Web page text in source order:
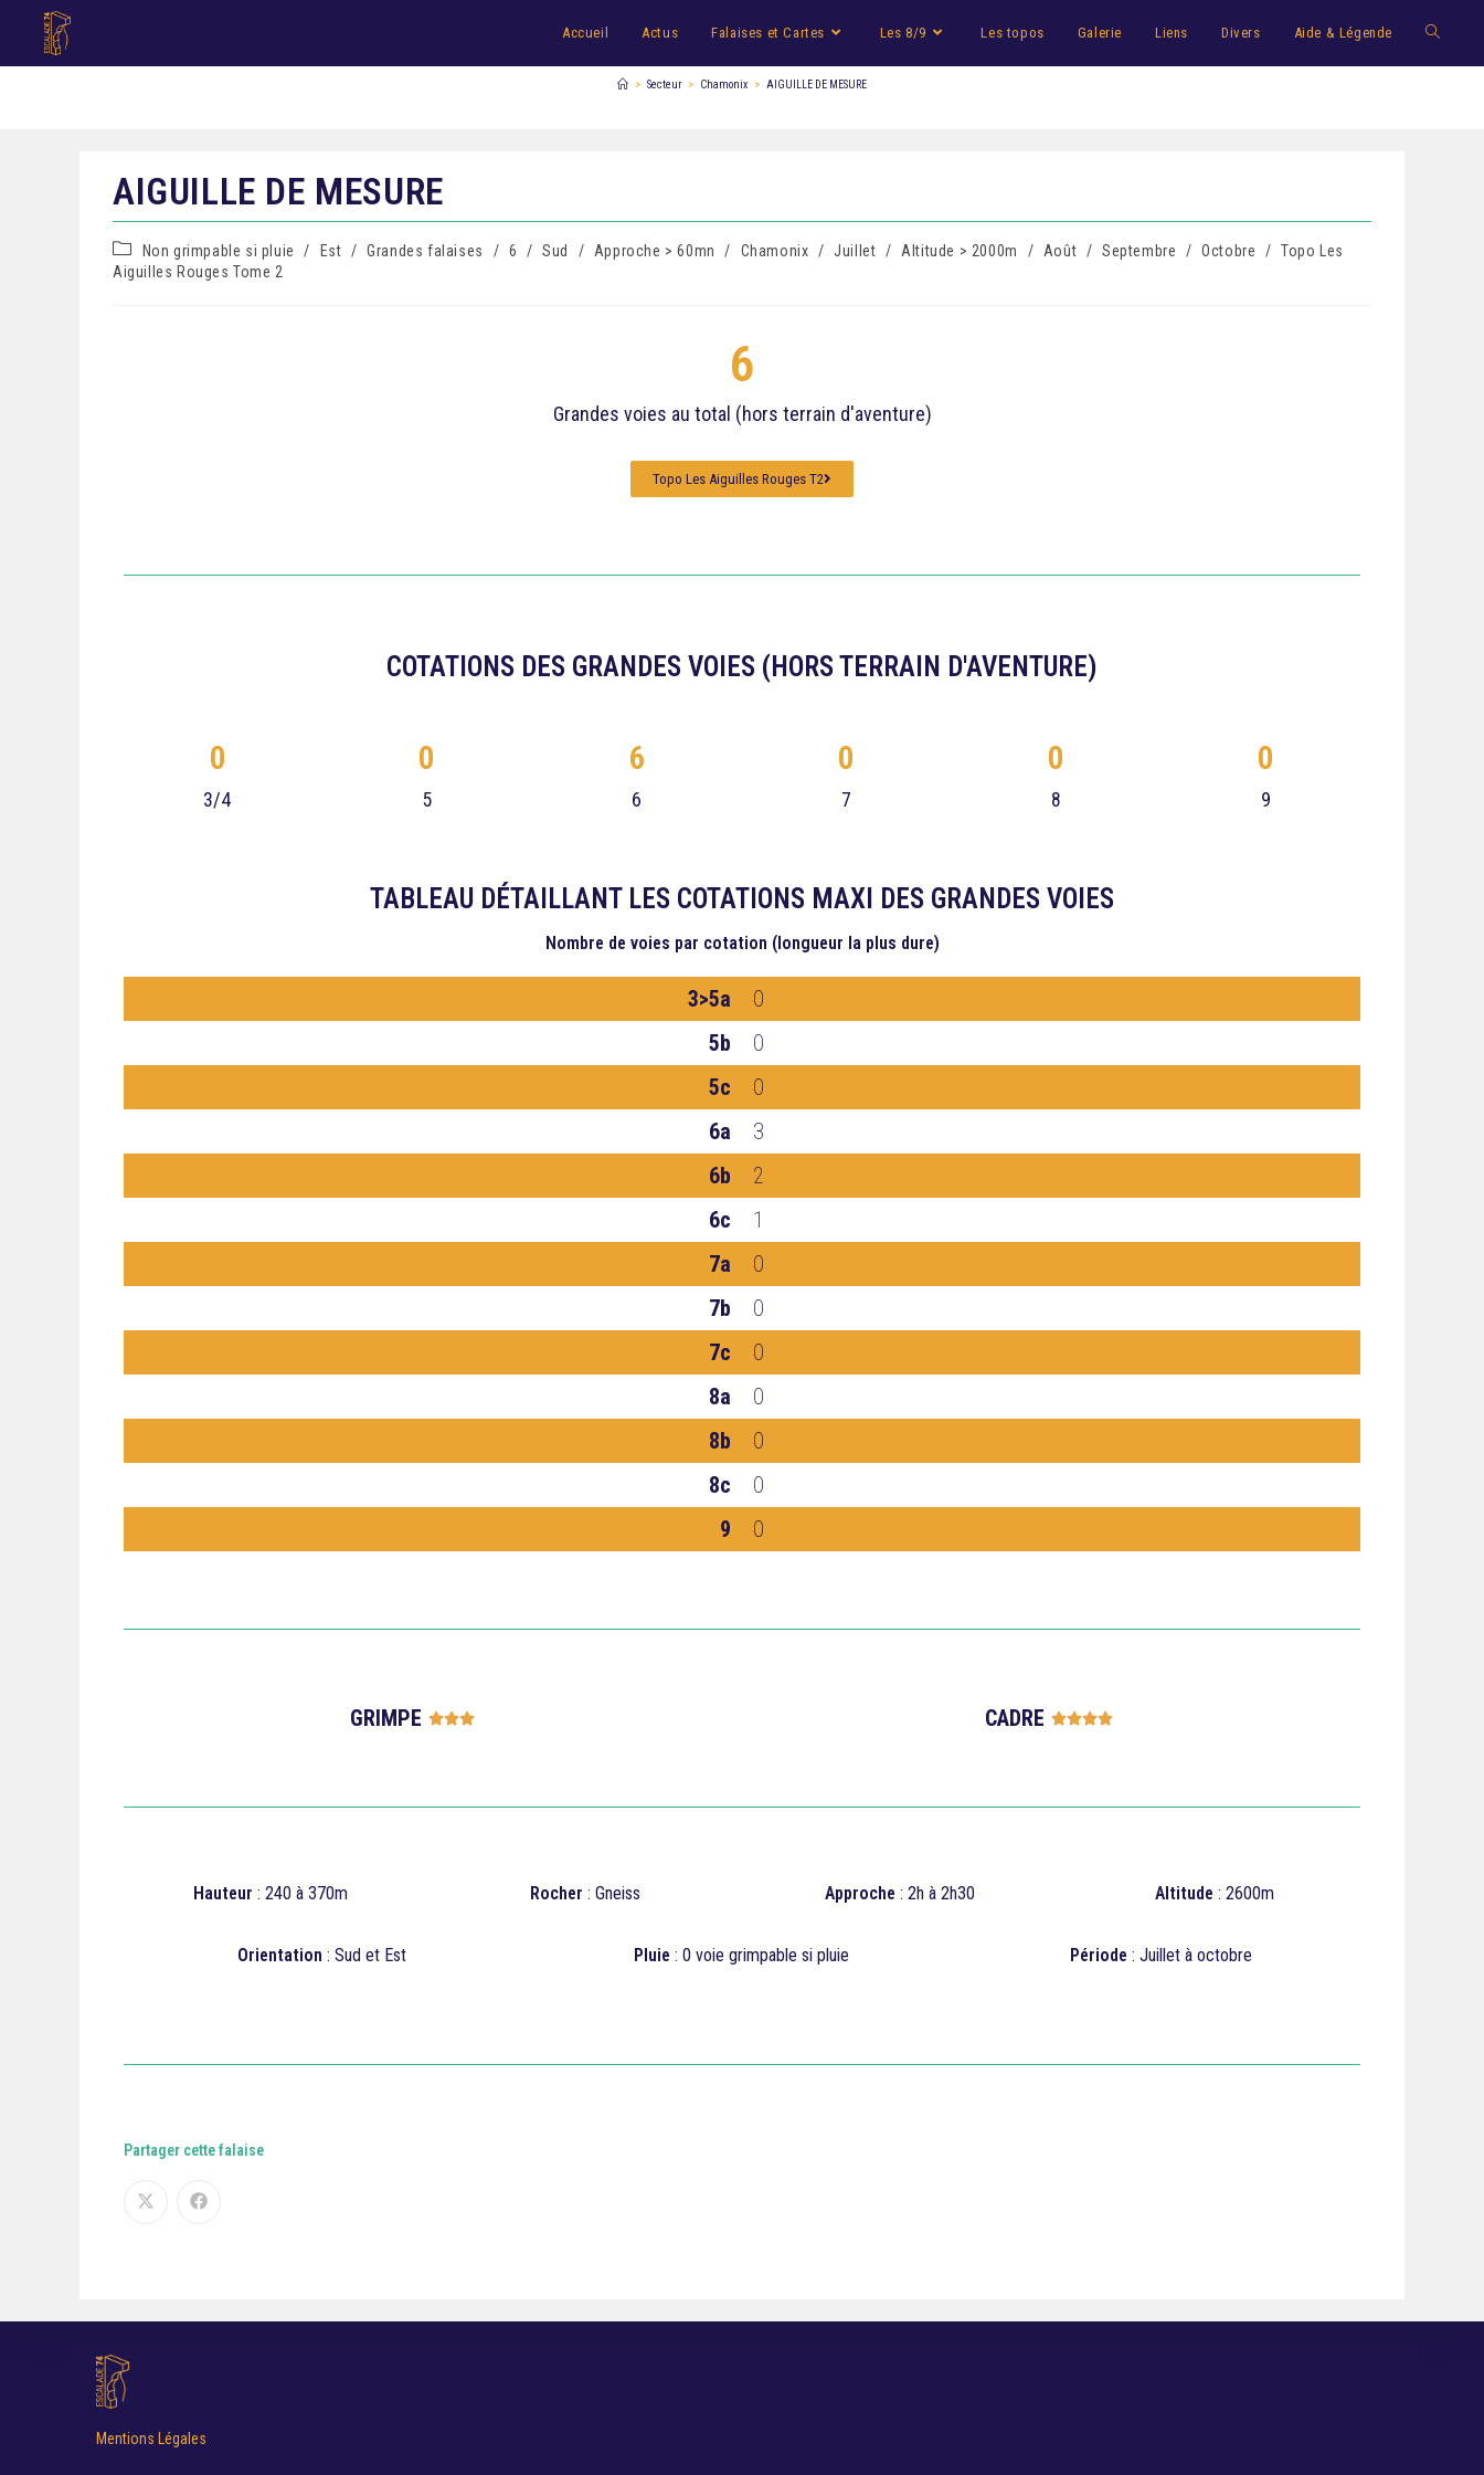
Accueil Actus Falaises et Cartes Les 8/9 Les topos Galerie Liens Divers Aide & Légende
> Secteur > Chamonix > AIGUILLE DE MESURE
AIGUILLE DE MESURE
Non grimpable si pluie / Est / Grandes falaises / 6 / Sud / Approche > 60mn / Chamonix / Juillet / Altitude > 2000m / Août / Septembre / Octobre / Topo Les
Aiguilles Rouges Tome 2
Grandes voies au total (hors terrain d'aventure)
6
Topo Les Aiguilles Rouges T2
COTATIONS DES GRANDES VOIES (HORS TERRAIN D'AVENTURE)
3/4
0
5
0
6
6
7
0
8
0
9
0
TABLEAU DÉTAILLANT LES COTATIONS MAXI DES GRANDES VOIES
Nombre de voies par cotation (longueur la plus dure)
3>5a
0
5b
0
5c
0
6a
3
6b
2
6c
1
7a
0
7b
0
7c
0
8a
0
8b
0
8c
0
9
0
GRIMPE  CADRE 
Hauteur : 240 à 370m Rocher : Gneiss Approche : 2h à 2h30 Altitude : 2600m
Orientation : Sud et Est Pluie : 0 voie grimpable si pluie Période : Juillet à octobre
Partager cette falaise
Mentions Légales